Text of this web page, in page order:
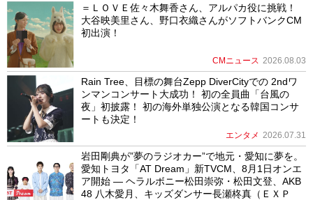
＝ＬＯＶＥ佐々木舞香さん、アルパカ役に挑戦！
大谷映美里さん、野口衣織さんがソフトバンクCM
初出演！
CMニュース 2026.08.03
Rain Tree、目標の舞台Zepp DiverCityでの 2ndワ
ンマンコンサート大成功！ 初の全員曲「台風の
夜」初披露！ 初の海外単独公演となる韓国コンサ
ートも決定！
エンタメ 2026.07.31
岩田剛典が”夢のラジオカー”で地元・愛知に夢を。
愛知トヨタ「AT Dream」新TVCM、8月1日オンエ
ア開始 ― ヘラルボニー松田崇弥・松田文登、AKB
48 八木愛月、キッズダンサー長瀬柊真（ＥＸＰ